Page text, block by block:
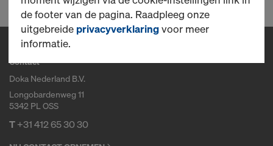
Contact
Doka Nederland B.V.
Longobardenweg 11
5342 PL OSS
T+31 412 65 30 30
cookies) of
om voor u als gebruiker geschikte reclame te
plaatsen op bepaalde platformen (marketing).
Meer informatie over onze cookies vindt u in onze
privacyverklaring
mogelijkheid om uw cookies te selecteren
(geavanceerde cookie-instellingen)
2) Gegevensoverdracht naar de VS
de footer van de pagina. Raadpleeg onze
uitgebreide privacyverklaringvoor meer
informatie.